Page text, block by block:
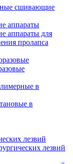
сшивающие
аппараты
аппараты для
пролапса
в
в
лезвий
лезвий